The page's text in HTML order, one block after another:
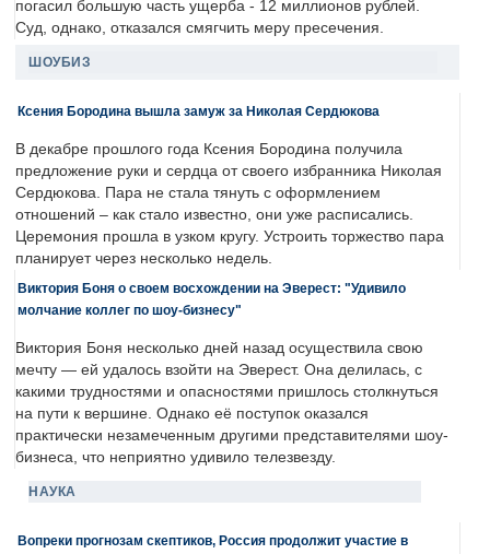
погасил большую часть ущерба - 12 миллионов рублей.
Суд, однако, отказался смягчить меру пресечения.
ШОУБИЗ
Ксения Бородина вышла замуж за Николая Сердюкова
В декабре прошлого года Ксения Бородина получила
предложение руки и сердца от своего избранника Николая
Сердюкова. Пара не стала тянуть с оформлением
отношений – как стало известно, они уже расписались.
Церемония прошла в узком кругу. Устроить торжество пара
планирует через несколько недель.
Виктория Боня о своем восхождении на Эверест: "Удивило
молчание коллег по шоу-бизнесу"
Виктория Боня несколько дней назад осуществила свою
мечту — ей удалось взойти на Эверест. Она делилась, с
какими трудностями и опасностями пришлось столкнуться
на пути к вершине. Однако её поступок оказался
практически незамеченным другими представителями шоу-
бизнеса, что неприятно удивило телезвезду.
НАУКА
Вопреки прогнозам скептиков, Россия продолжит участие в